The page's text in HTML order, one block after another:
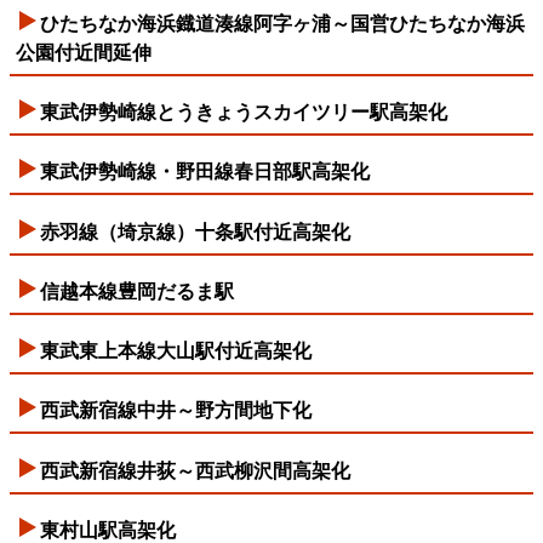
ひたちなか海浜鐡道湊線阿字ヶ浦～国営ひたちなか海浜
公園付近間延伸
東武伊勢崎線とうきょうスカイツリー駅高架化
東武伊勢崎線・野田線春日部駅高架化
赤羽線（埼京線）十条駅付近高架化
信越本線豊岡だるま駅
東武東上本線大山駅付近高架化
西武新宿線中井～野方間地下化
西武新宿線井荻～西武柳沢間高架化
東村山駅高架化